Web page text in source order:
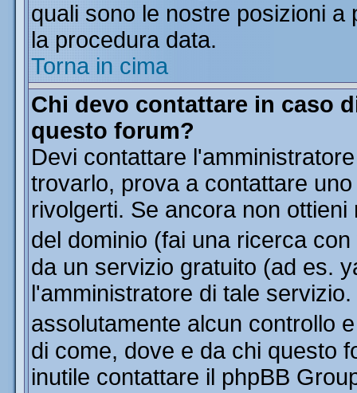
quali sono le nostre posizioni
la procedura data.
Torna in cima
Chi devo contattare in caso
questo forum?
Devi contattare
trovarlo, prova a contattare
rivolgerti. Se ancora non
del dominio (fai una ricerca
da un servizio gratuito (ad es.
l'amministratore di tale
assolutamente alcun controllo
di come, dove e da chi questo
inutile contattare il phpBB